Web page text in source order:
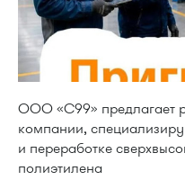
ООО «С99» предлагает
компании,
и переработке
полиэтилена